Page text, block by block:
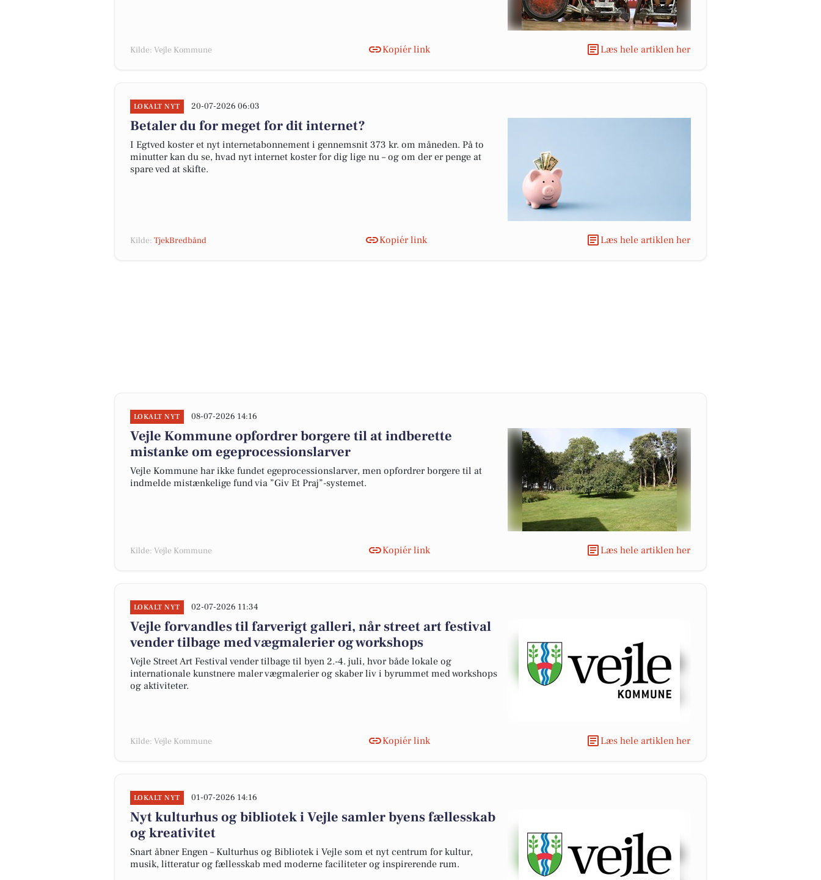
Kilde: Vejle Kommune Kopiér link Læs hele artiklen her
LOKALT NYT 20-07-2026 06:03
Betaler du for meget for dit internet?
I Egtved koster et nyt internetabonnement i gennemsnit 373 kr. om måneden. På to
minutter kan du se, hvad nyt internet koster for dig lige nu – og om der er penge at
spare ved at skifte.
Kilde: TjekBredbånd Kopiér link Læs hele artiklen her
LOKALT NYT 08-07-2026 14:16
Vejle Kommune opfordrer borgere til at indberette
mistanke om egeprocessionslarver
Vejle Kommune har ikke fundet egeprocessionslarver, men opfordrer borgere til at
indmelde mistænkelige fund via ”Giv Et Praj”-systemet.
Kilde: Vejle Kommune Kopiér link Læs hele artiklen her
LOKALT NYT 02-07-2026 11:34
Vejle forvandles til farverigt galleri, når street art festival
vender tilbage med vægmalerier og workshops
Vejle Street Art Festival vender tilbage til byen 2.-4. juli, hvor både lokale og
internationale kunstnere maler vægmalerier og skaber liv i byrummet med workshops
og aktiviteter.
Kilde: Vejle Kommune Kopiér link Læs hele artiklen her
LOKALT NYT 01-07-2026 14:16
Nyt kulturhus og bibliotek i Vejle samler byens fællesskab
og kreativitet
Snart åbner Engen – Kulturhus og Bibliotek i Vejle som et nyt centrum for kultur,
musik, litteratur og fællesskab med moderne faciliteter og inspirerende rum.